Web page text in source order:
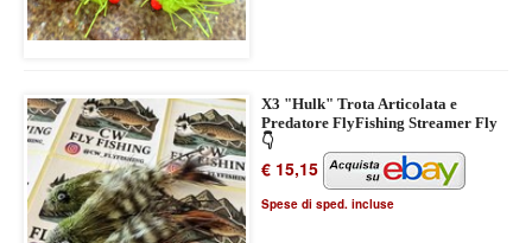
X3 "Hulk" Trota Articolata e
Predatore FlyFishing Streamer Fly
👇
€ 15,15
Spese di sped. incluse